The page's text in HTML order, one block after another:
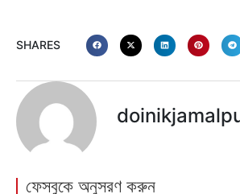
SHARES
ফেসবুকে অনুসরণ করুন